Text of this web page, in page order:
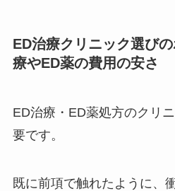
ED治療クリニック選び
療やED薬の費用の安さ
ED治療・ED薬処方のクリ
要です。
既に前項で触れたように、